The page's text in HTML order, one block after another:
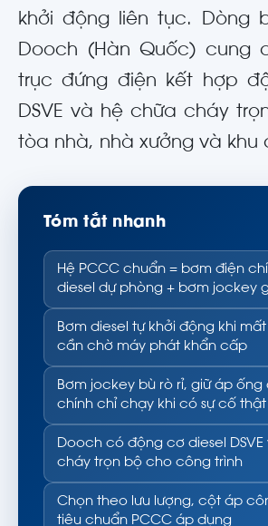
khởi động liên tục. Dòng
Dooch (Hàn Quốc) cung
trục đứng điện kết hợp
DSVE và hệ chữa cháy
tòa nhà, nhà xưởng và khu
Tóm tắt nhanh
Hệ PCCC chuẩn = bơm điện
diesel dự phòng + bơm jockey
Bơm diesel tự khởi động khi
cần chờ máy phát khẩn cấp
Bơm jockey bù rò rỉ, giữ áp ống
chính chỉ chạy khi có sự cố thật
Dooch có động cơ diesel
cháy trọn bộ cho công trình
Chọn theo lưu lượng, cột áp
tiêu chuẩn PCCC áp dụng